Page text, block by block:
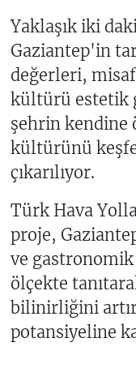
Yaklaşık iki
Gaziantep'in
değerleri,
kültürü estetik
şehrin kendine
kültürünü
çıkarılıyor.
Türk Hava
proje,
ve
ölçekte
bilinirliğini
potansiyeline